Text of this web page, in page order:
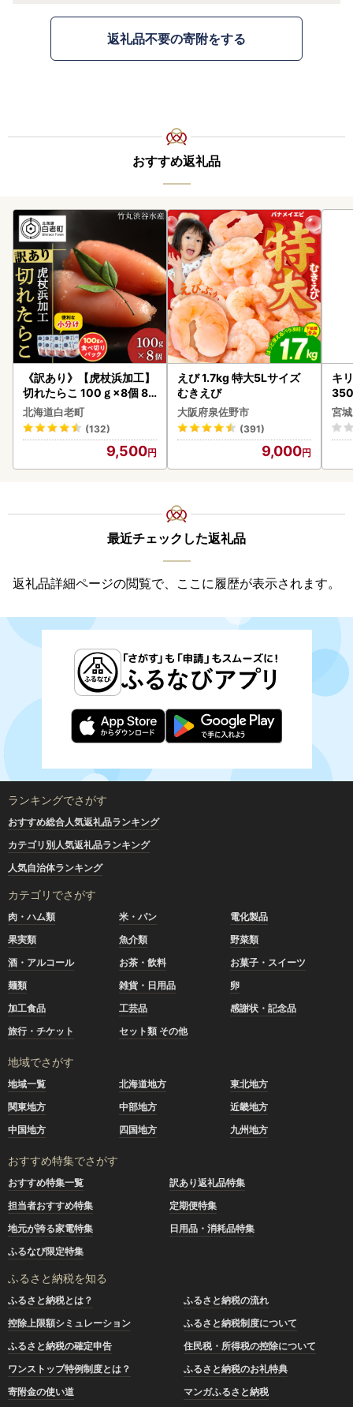
返礼品不要の寄附をする
おすすめ返礼品
《訳あり》【虎杖浜加工】
切れたらこ 100ｇ×8個 80
0g AK081
北海道白老町
(132)
9,500
えび 1.7kg 特大5Lサイズ
むきえび
大阪府泉佐野市
(391)
9,000
キ
ー
宮
最近チェックした返礼品
返礼品詳細ページの閲覧で、ここに履歴が表示されます。
ランキングでさがす
おすすめ総合人気返礼品ランキング
カテゴリ別人気返礼品ランキング
人気自治体ランキング
カテゴリでさがす
肉・ハム類 米・パン
電化製品
果実類
魚介類
野菜類
酒・アルコール
お茶・飲料
お菓子・スイーツ
麺類
雑貨・日用品
卵
加工食品
工芸品
感謝状・記念品
旅行・チケット
セット類 その他
地域でさがす
地域一覧 北海道地方
東北地方
関東地方
中部地方
近畿地方
中国地方
四国地方 九州地方
おすすめ特集でさがす
おすすめ特集一覧
訳あり返礼品特集
担当者おすすめ特集
定期便特集
地元が誇る家電特集
日用品・消耗品特集
ふるなび限定特集
ふるさと納税を知る
ふるさと納税とは？
ふるさと納税の流れ
控除上限額シミュレーション
ふるさと納税制度について
ふるさと納税の確定申告
住民税・所得税の控除について
ワンストップ特例制度とは？
ふるさと納税のお礼特典
寄附金の使い道
マンガふるさと納税